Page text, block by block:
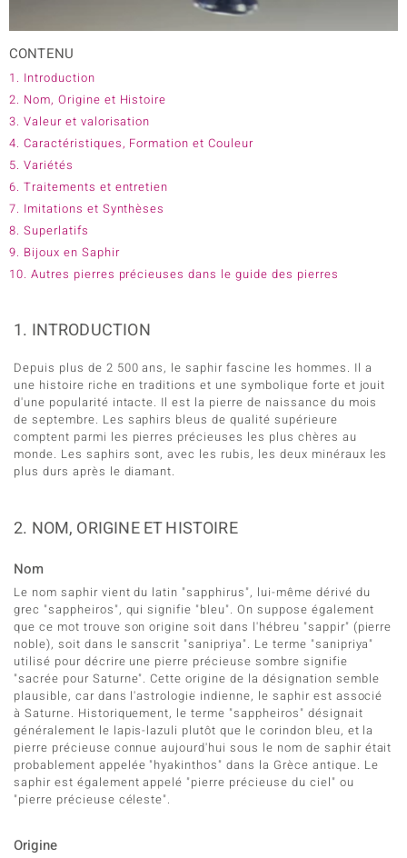
CONTENU
1. Introduction
2. Nom, Origine et Histoire
3. Valeur et valorisation
4. Caractéristiques, Formation et Couleur
5. Variétés
6. Traitements et entretien
7. Imitations et Synthèses
8. Superlatifs
9. Bijoux en Saphir
10. Autres pierres précieuses dans le guide des pierres
1. INTRODUCTION
Depuis plus de 2 500 ans, le saphir fascine les hommes. Il a
une histoire riche en traditions et une symbolique forte et jouit
d'une popularité intacte. Il est la pierre de naissance du mois
de septembre. Les saphirs bleus de qualité supérieure
comptent parmi les pierres précieuses les plus chères au
monde. Les saphirs sont, avec les rubis, les deux minéraux les
plus durs après le diamant.
2. NOM, ORIGINE ET HISTOIRE
Nom
Le nom saphir vient du latin "sapphirus", lui-même dérivé du
grec "sappheiros", qui signifie "bleu". On suppose également
que ce mot trouve son origine soit dans l'hébreu "sappir" (pierre
noble), soit dans le sanscrit "sanipriya". Le terme "sanipriya"
utilisé pour décrire une pierre précieuse sombre signifie
"sacrée pour Saturne". Cette origine de la désignation semble
plausible, car dans l'astrologie indienne, le saphir est associé
à Saturne. Historiquement, le terme "sappheiros" désignait
généralement le lapis-lazuli plutôt que le corindon bleu, et la
pierre précieuse connue aujourd'hui sous le nom de saphir était
probablement appelée "hyakinthos" dans la Grèce antique. Le
saphir est également appelé "pierre précieuse du ciel" ou
"pierre précieuse céleste".
Origine